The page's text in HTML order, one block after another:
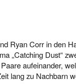
Ryan Corr in den
„Catching Dust“
aufeinander,
lang zu Nachbarn